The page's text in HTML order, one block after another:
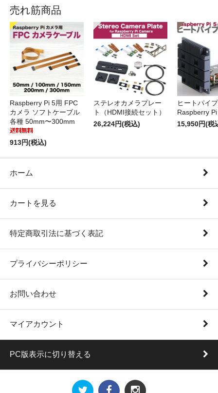
売れ筋商品
Raspberry Pi 5用 FPC
カメラ ソフトケーブル
各種 50mm〜300mm
913円(税込)
ステレオカメラプレー
ト（HDMI接続セット）
26,224円(税込)
ヒートパイ
Raspberry
15,950円(税
ホーム
カートを見る
特定商取引法に基づく表記
プライバシーポリシー
お問い合わせ
マイアカウント
PC版表示に切り替える